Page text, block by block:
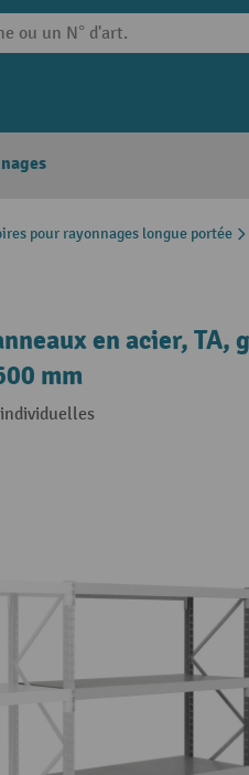
pour rayonnages longue portée
en acier, TA,
mm